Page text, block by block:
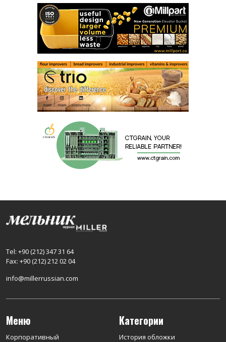
Tel: +90 (212) 347 31 64
Fax: +90 (212) 212 02 04
info@millerrussian.com
Меню
Корпоративный
Категории
История обложки